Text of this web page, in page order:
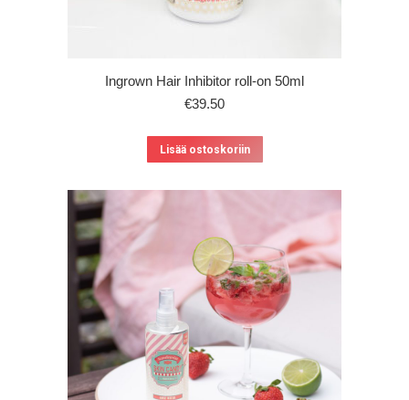
Ingrown Hair Inhibitor roll-on 50ml
€39.50
Lisää ostoskoriin